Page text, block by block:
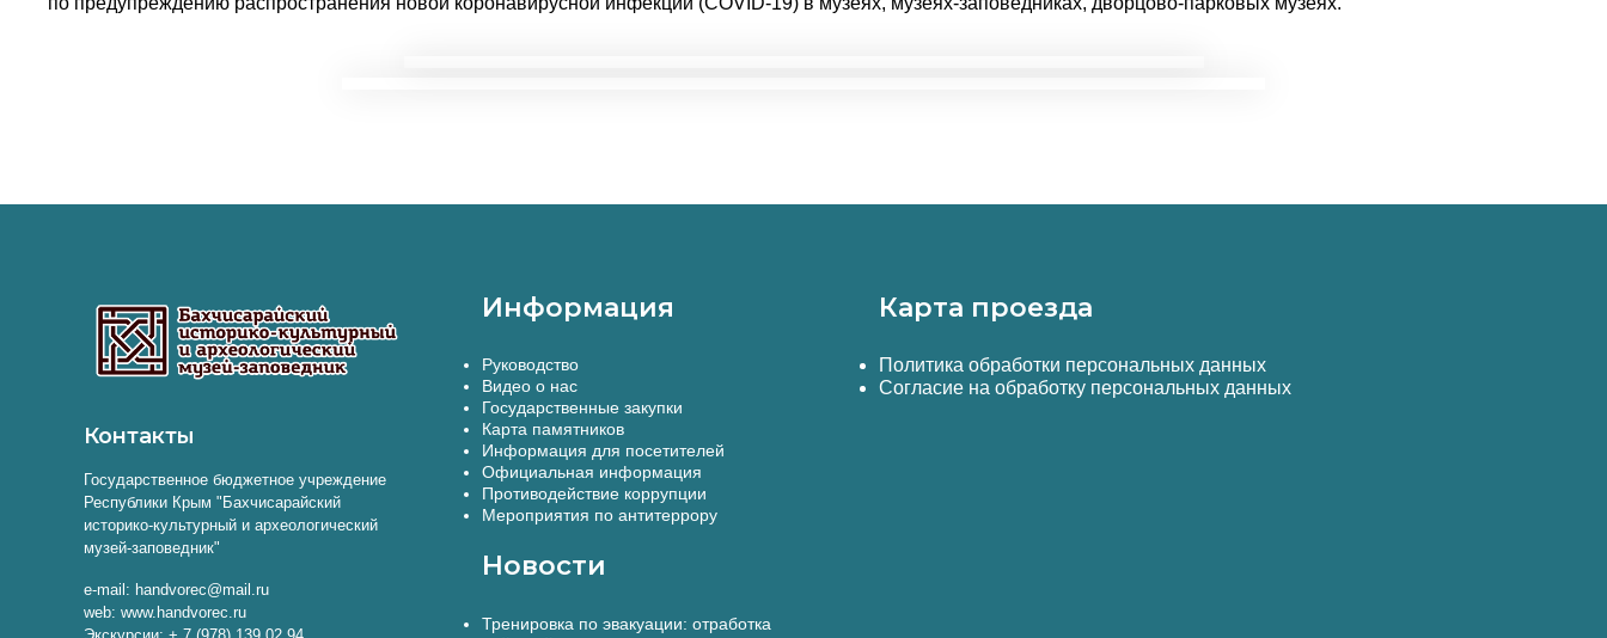
Контакты
Государственное бюджетное учреждение
Республики Крым "Бахчисарайский
историко-культурный и археологический
музей-заповедник"
e-mail: handvorec@mail.ru
web: www.handvorec.ru
Информация
Руководство
Видео о нас
Государственные закупки
Карта памятников
Информация для посетителей
Официальная информация
Противодействие коррупции
Мероприятия по антитеррору
Новости
Тренировка по эвакуации: отработка
Карта проезда
Политика обработки персональных данных
Согласие на обработку персональных данных